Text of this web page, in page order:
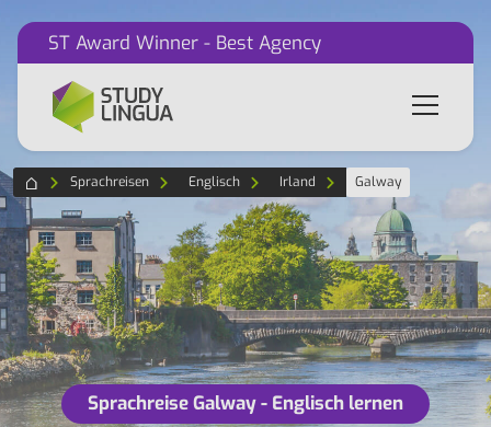
ST Award Winner - Best Agency
Sprachreisen Englisch Irland Galway
Sprachreise Galway - Englisch lernen